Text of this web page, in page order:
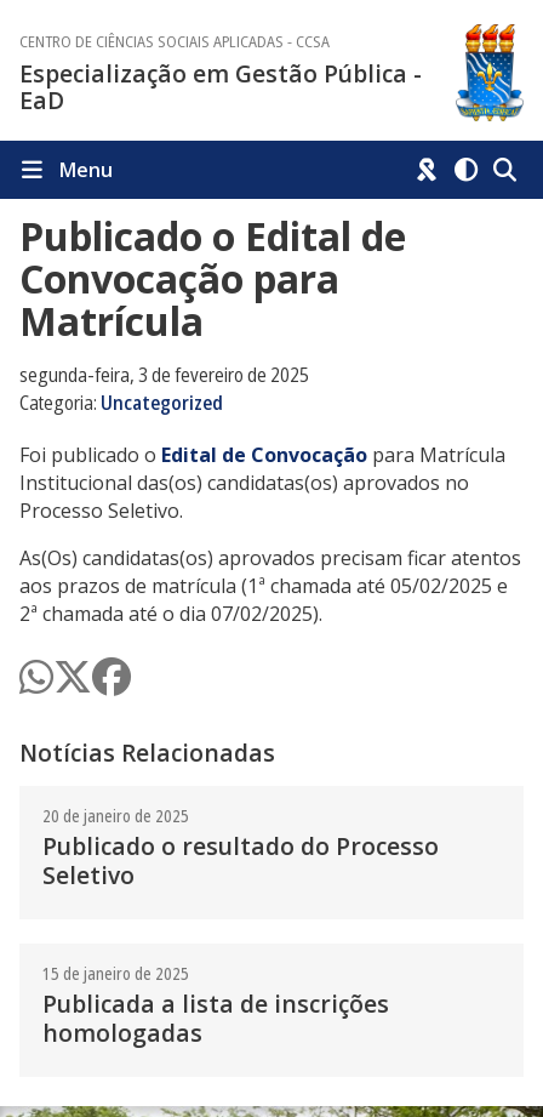
CENTRO DE CIÊNCIAS SOCIAIS APLICADAS - CCSA
Especialização em Gestão Pública -
EaD
Menu
Publicado o Edital de
Convocação para
Matrícula
segunda-feira, 3 de fevereiro de 2025
Categoria: Uncategorized
Foi publicado o Edital de Convocação para Matrícula
Institucional das(os) candidatas(os) aprovados no
Processo Seletivo.
As(Os) candidatas(os) aprovados precisam ficar atentos
aos prazos de matrícula (1ª chamada até 05/02/2025 e
2ª chamada até o dia 07/02/2025).
Notícias Relacionadas
20 de janeiro de 2025
Publicado o resultado do Processo
Seletivo
15 de janeiro de 2025
Publicada a lista de inscrições
homologadas